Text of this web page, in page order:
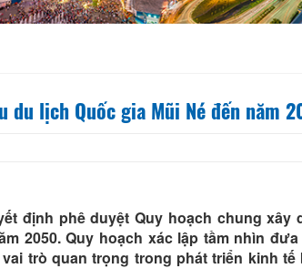
du lịch Quốc gia Mũi Né đến năm
định phê duyệt Quy hoạch chung
2050. Quy hoạch xác lập tầm nhìn
trò quan trọng trong phát triển kinh tế